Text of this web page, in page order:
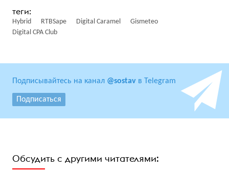
Hybrid RTBSape Digital Caramel
Gismeteo
Digital CPA Club
Подписывайтесь на канал @sostav в Telegram
Подписаться
Обсудить с другими читателями: